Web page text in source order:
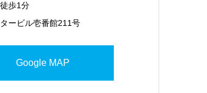
歩1分
ービル壱番館211号
Google MAP